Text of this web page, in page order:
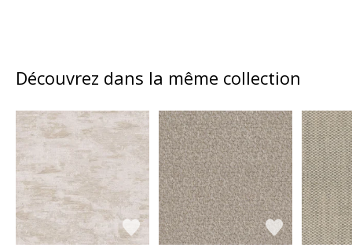
Découvrez dans la même collection